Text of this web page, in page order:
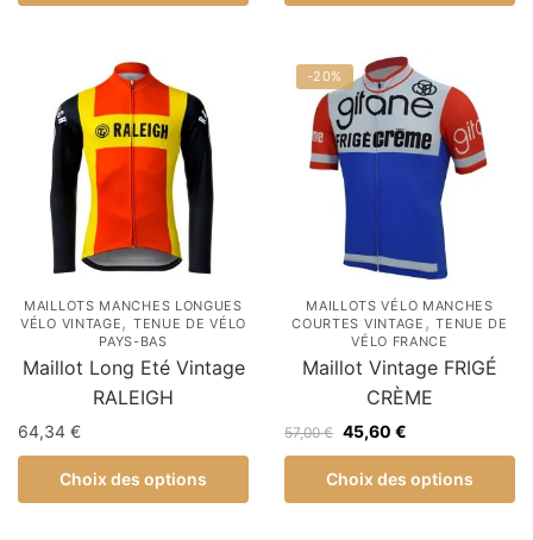
MAILLOTS MANCHES LONGUES
VÉLO VINTAGE , TENUE DE VÉLO
PAYS-BAS
Maillot Long Eté Vintage
RALEIGH
64,34 €
Choix des options
-20%
MAILLOTS VÉLO MANCHES
COURTES VINTAGE ,TENUE DE
VÉLO FRANCE
Maillot Vintage FRIGÉ
CRÈME
57,00€ 45,60 €
Choix des options